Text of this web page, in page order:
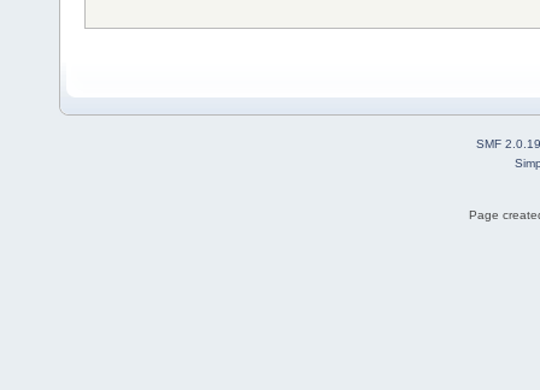
SMF 2.0.19
Page